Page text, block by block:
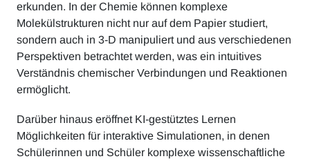
erkunden. In der Chemie können komplexe
Molekülstrukturen nicht nur auf dem Papier studiert,
sondern auch in 3-D manipuliert und aus verschiedenen
Perspektiven betrachtet werden, was ein intuitives
Verständnis chemischer Verbindungen und Reaktionen
ermöglicht.
Darüber hinaus eröffnet KI-gestütztes Lernen
Möglichkeiten für interaktive Simulationen, in denen
Schülerinnen und Schüler komplexe wissenschaftliche